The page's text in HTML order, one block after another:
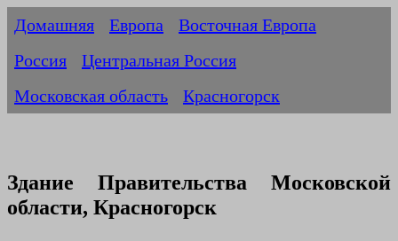
Домашняя Европа
Восточная Европа
Россия
Центральная Россия
Московская область
Красногорск
Здание Правительства Московской
области, Красногорск